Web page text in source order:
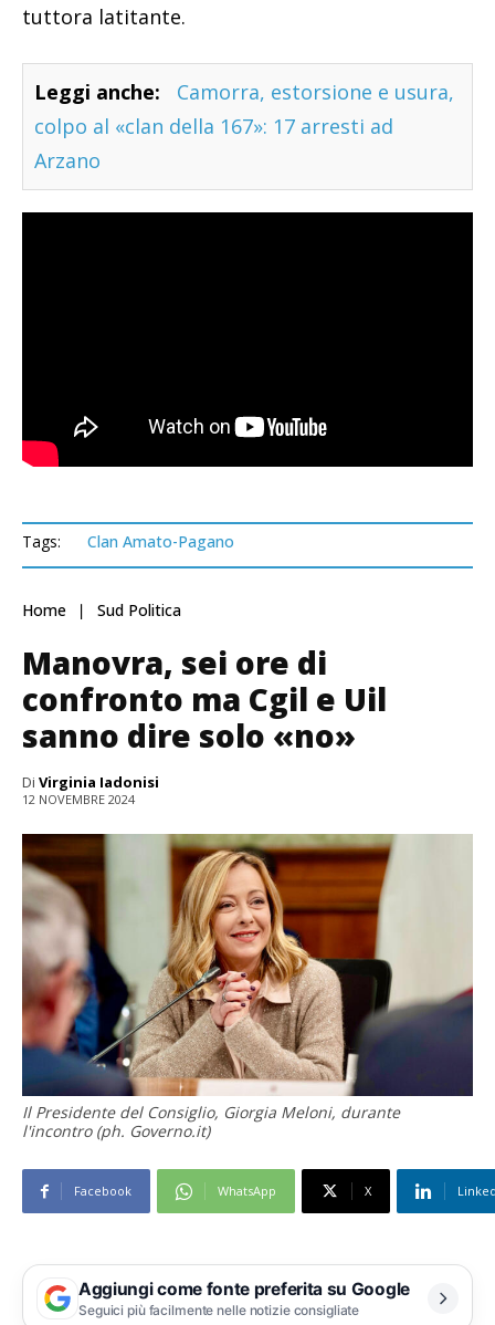
tuttora latitante.
Leggi anche:
Camorra, estorsione e usura,
colpo al «clan della 167»: 17 arresti ad
Arzano
Tags: Clan Amato-Pagano
Home Sud Politica
Manovra, sei ore di
confronto ma Cgil e Uil
sanno dire solo «no»
Di Virginia Iadonisi
12 NOVEMBRE 2024
Il Presidente del Consiglio, Giorgia Meloni, durante
l'incontro (ph. Governo.it)
Facebook WhatsApp X
Aggiungi come fonte preferita su Google
Seguici più facilmente nelle notizie consigliate